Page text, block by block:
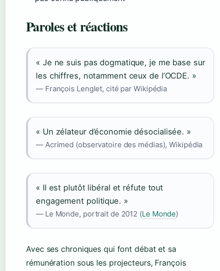
Paroles et réactions
« Je ne suis pas dogmatique, je me base sur
les chiffres, notamment ceux de l’OCDE. »
— François Lenglet, cité par Wikipédia
« Un zélateur d’économie désocialisée. »
— Acrimed (observatoire des médias), Wikipédia
« Il est plutôt libéral et réfute tout
engagement politique. »
— Le Monde, portrait de 2012 (Le Monde)
Avec ses chroniques qui font débat et sa
rémunération sous les projecteurs, François